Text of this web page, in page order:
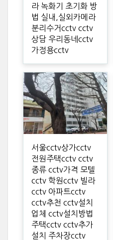
라 녹화기 초기화 방
법 실내,실외카메라
분리수거cctv cctv
상담 우리동네cctv
가정용cctv
서울cctv상가cctv
전원주택cctv cctv
종류 cctv가격 모텔
cctv 학원cctv 빌라
cctv 아파트cctv
cctv추천 cctv설치
업체 cctv설치방법
주택cctv cctv추가
설치 주차장cctv